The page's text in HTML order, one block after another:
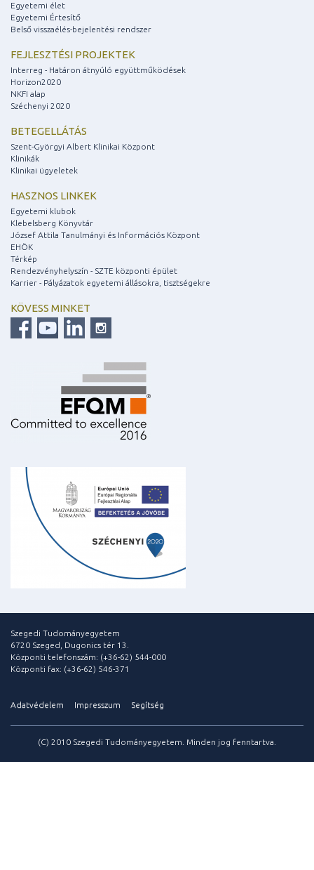
Egyetemi élet
Egyetemi Értesítő
Belső visszaélés-bejelentési rendszer
FEJLESZTÉSI PROJEKTEK
Interreg - Határon átnyúló együttműködések
Horizon2020
NKFI alap
Széchenyi 2020
BETEGELLÁTÁS
Szent-Györgyi Albert Klinikai Központ
Klinikák
Klinikai ügyeletek
HASZNOS LINKEK
Egyetemi klubok
Klebelsberg Könyvtár
József Attila Tanulmányi és Információs Központ
EHÖK
Térkép
Rendezvényhelyszín - SZTE központi épület
Karrier - Pályázatok egyetemi állásokra, tisztségekre
KÖVESS MINKET
Szegedi Tudományegyetem
6720 Szeged, Dugonics tér 13.
Központi telefonszám: (+36-62) 544-000
Központi fax: (+36-62) 546-371
Adatvédelem Impresszum Segítség
(C) 2010 Szegedi Tudományegyetem. Minden jog fenntartva.